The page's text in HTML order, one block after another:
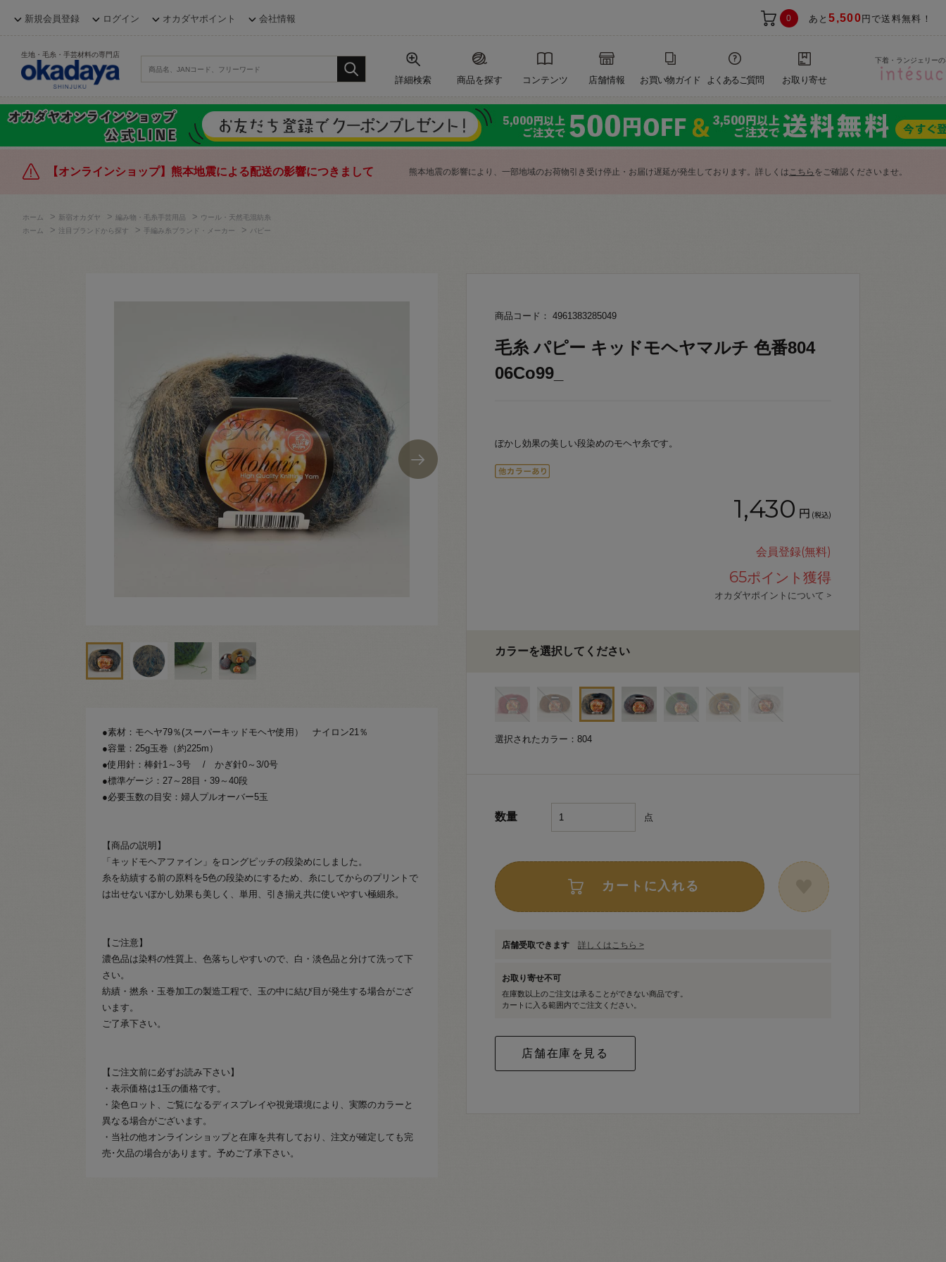
新規会員登録 ログイン オカダヤポイント 会社情報 0 あと5,500 円で送料無料！
生地・毛糸・手芸材料の専門店
詳細検索 商品を探す コンテンツ 店舗情報 お買い物ガイド よくあるご質問 お取り寄せ
下着・ランジェリー
【オンラインショップ】熊本地震による配送の影響につきまして 熊本地震の影響により、一部地域のお荷物引き受け停止・お届け遅延が発生しております。詳しくはこちら をご確認くださいませ。
ホーム > 新宿オカダヤ > 編み物・毛糸手芸用品 > ウール・天然毛混紡糸
ホーム
> 注目ブランドから探す > 手編み糸ブランド・メーカー > パピー
●素材：モヘヤ79％(スーパーキッドモヘヤ使用） ナイロン21％
●容量：25g玉巻（約225m）
●使用針：棒針1～3号 / かぎ針0～3/0号
●標準ゲージ：27～28目・39～40段
●必要玉数の目安：婦人プルオーバー5玉
【商品の説明】
「キッドモヘアファイン」をロングピッチの段染めにしました。
糸を紡績する前の原料を5色の段染めにするため、糸にしてからのプリントで
は出せないぼかし効果も美しく、単用、引き揃え共に使いやすい極細糸。
【ご注意】
濃色品は染料の性質上、色落ちしやすいので、白・淡色品と分けて洗って下
さい。
紡績・撚糸・玉巻加工の製造工程で、玉の中に結び目が発生する場合がござ
います。
ご了承下さい。
【ご注文前に必ずお読み下さい】
・表示価格は1玉の価格です。
・染色ロット、ご覧になるディスプレイや視覚環境により、実際のカラーと
異なる場合がございます。
・当社の他オンラインショップと在庫を共有しており、注文が確定しても完
売･欠品の場合があります。予めご了承下さい。
商品コード： 4961383285049
毛糸 パピー キッドモヘヤマルチ 色番804
06Co99_
ぼかし効果の美しい段染めのモヘヤ糸です。
1,430 円 (税込)
会員登録(無料)
65ポイント獲得
オカダヤポイントについて >
カラーを選択してください
選択されたカラー：804
数量 点
カートに入れる
店舗受取できます 詳しくはこちら >
お取り寄せ不可
在庫数以上のご注文は承ることができない商品です。
カートに入る範囲内でご注文ください。